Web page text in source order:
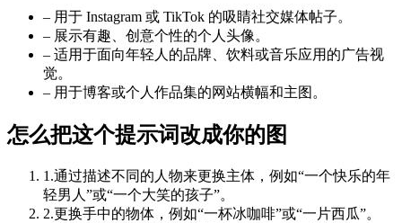
– 用于 Instagram 或 TikTok 的吸睛社交媒体帖子。
– 展示有趣、创意个性的个人头像。
– 适用于面向年轻人的品牌、饮料或音乐应用的广告视
觉。
– 用于博客或个人作品集的网站横幅和主图。
怎么把这个提示词改成你的图
1 .通过描述不同的人物来更换主体，例如“一个快乐的年
轻男人”或“一个大笑的孩子”。
2.更换手中的物体，例如“一杯冰咖啡”或“一片西瓜”。